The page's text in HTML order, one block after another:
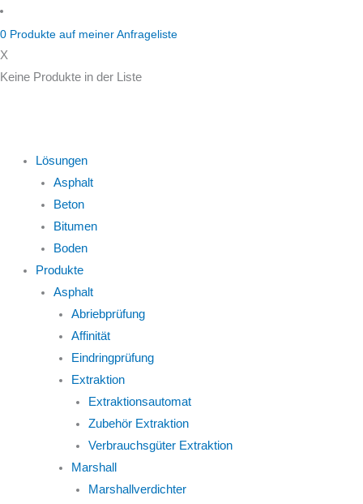
Zum
Inhalt
springen
0 Produkte auf meiner Anfrageliste
X
Keine Produkte in der Liste
Lösungen
Asphalt
Beton
Bitumen
Boden
Produkte
Asphalt
Abriebprüfung
Affinität
Eindringprüfung
Extraktion
Extraktionsautomat
Zubehör Extraktion
Verbrauchsgüter Extraktion
Marshall
Marshallverdichter